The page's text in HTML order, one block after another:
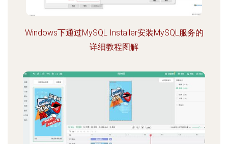
Windows下通过MySQL Installer安装MySQL服务的
详细教程图解